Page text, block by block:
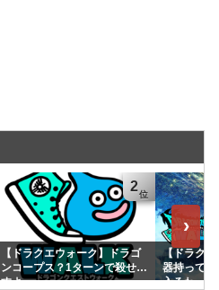
2
【ドラクエウォーク】ドラゴ
ンコープス？1ターンで殺せま
すよ
【ドラク
器持って
入るわ
›